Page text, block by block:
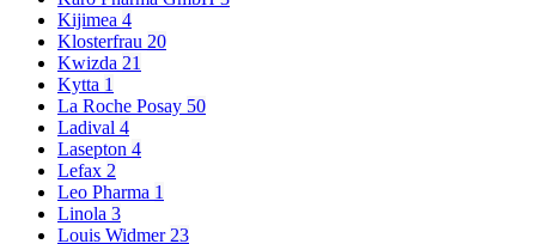
Kijimea 4
Klosterfrau 20
Kwizda 21
Kytta 1
La Roche Posay 50
Ladival 4
Lasepton 4
Lefax 2
Leo Pharma 1
Linola 3
Louis Widmer 23